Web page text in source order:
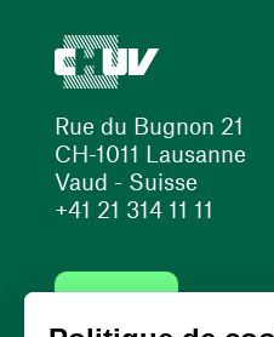
Rue du Bugnon 21
CH-1011 Lausanne
Vaud - Suisse
+41 21 314 11 11